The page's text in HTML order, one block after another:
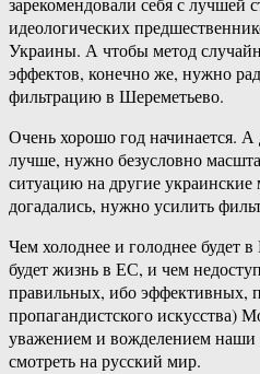
идеологических
Украины. А чтобы метод
эффектов, конечно же, нужно
фильтрацию в Шереметьево.
Очень хорошо год начинается.
лучше, нужно безусловно
ситуацию на другие
догадались, нужно усилить
Чем холоднее и голоднее будет
будет жизнь в ЕС, и чем
правильных, ибо эффективных,
пропагандистского искусства)
уважением и вожделением наши
смотреть на русский мир.